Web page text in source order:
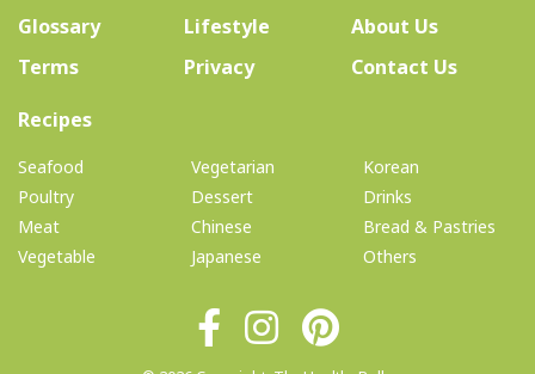
Glossary Lifestyle About Us(current)
Terms
Privacy
Contact Us
Recipes(current)
Seafood
Poultry
Meat
Vegetable
Vegetarian
Dessert
Chinese
Japanese
Korean
Drinks
Bread & Pastries
Others